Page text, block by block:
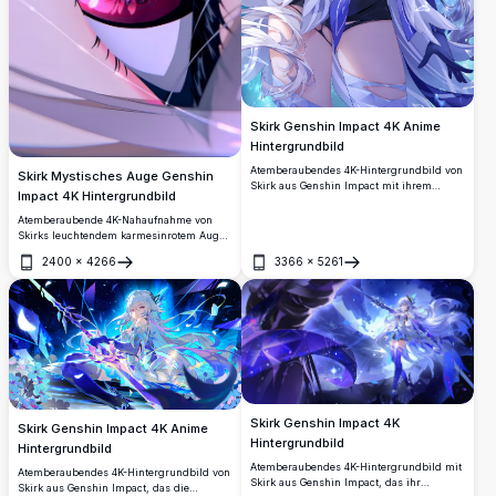
Skirk Mystisches Auge Genshin
Impact 4K Hintergrundbild
Atemberaubende 4K-Nahaufnahme von
Skirks leuchtendem karmesinrotem Auge
aufwändigen Spiralpupille und
kristallartigen Reflexionen. Ultra-
hochauflösende Anime-Kunst, perfekt als
Desktop- und Mobil-Hintergrundbild.
2400 × 4266
Öffnen
Skirk Genshin Impact 4K Anime
Hintergrundbild
Atemberaubendes 4K-Hintergrundbild von
Skirk aus Genshin Impact mit ihrem
Kristallfragmenten vor einem kosmischen
dunklen Hintergrund.
3366 × 5261
Öffnen
Skirk Genshin Impact 4K Anime
Hintergrundbild
Atemberaubendes 4K-Hintergrundbild von
Skirk aus Genshin Impact, das die
Skirk Genshin Impact 4K
Hintergrundbild
Atemberaubendes 4K-Hintergrundbild mit
Skirk aus Genshin Impact, das ihr